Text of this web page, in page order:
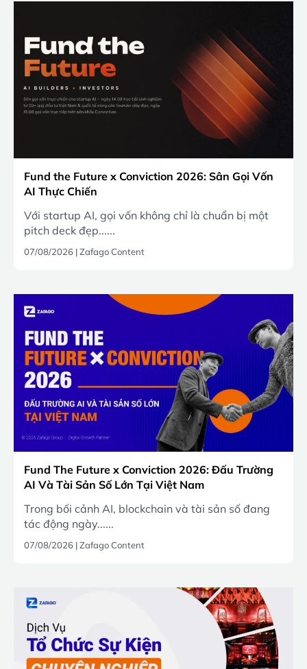
Fund the Future x Conviction 2026: Sân Gọi Vốn
AI Thực Chiến
Với startup AI, gọi vốn không chỉ là chuẩn bị một
pitch deck đẹp......
07/08/2026 |Zafago Content
Fund The Future x Conviction 2026: Đấu Trường
AI Và Tài Sản Số Lớn Tại Việt Nam
Trong bối cảnh AI, blockchain và tài sản số đang
tác động ngày......
07/08/2026 |Zafago Content